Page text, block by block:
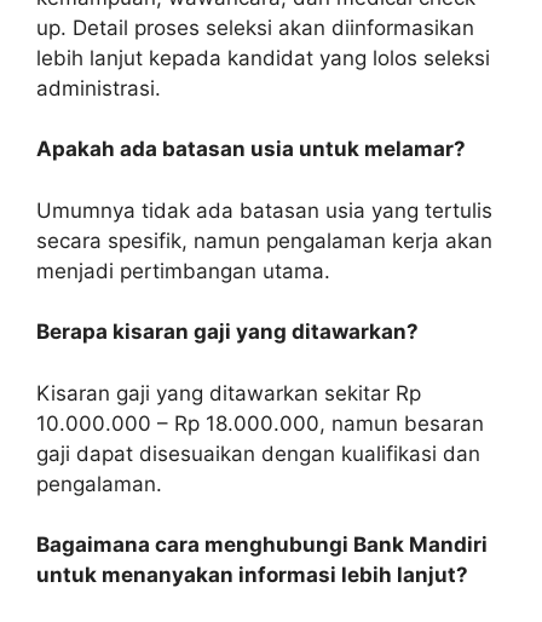
up. Detail proses seleksi akan diinformasikan
lebih lanjut kepada kandidat yang lolos seleksi
administrasi.
Apakah ada batasan usia untuk melamar?
Umumnya tidak ada batasan usia yang tertulis
secara spesifik, namun pengalaman kerja akan
menjadi pertimbangan utama.
Berapa kisaran gaji yang ditawarkan?
Kisaran gaji yang ditawarkan sekitar Rp
10.000.000 – Rp 18.000.000, namun besaran
gaji dapat disesuaikan dengan kualifikasi dan
pengalaman.
Bagaimana cara menghubungi Bank Mandiri
untuk menanyakan informasi lebih lanjut?